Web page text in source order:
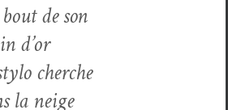
de son
d’or
cherche
la neige